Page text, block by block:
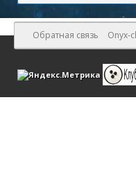
Обратная связь Onyx-